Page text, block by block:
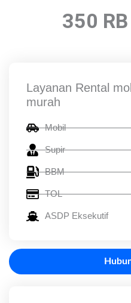
350 RB
Layanan Rental
murah
Mobil
Supir
BBM
TOL
ASDP Eksekutif